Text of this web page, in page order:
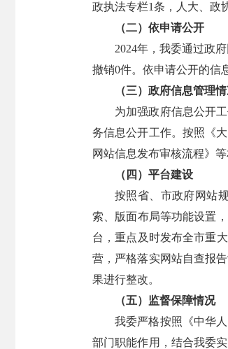
政执法专栏1条，人大、政
（二）依申请公开
2024年，我委通过政
撤销0件。依申请公开的信
（三）政府信息管理
为加强政府信息公开
务信息公开工作。按照《
网站信息发布审核流程》
（四）平台建设
按照省、市政府网站
索、版面布局等功能设置
台，重点及时发布全市重
营，严格落实网站自查报
果进行整改。
（五）监督保障情况
我委严格按照《中华
部门职能作用，结合我委